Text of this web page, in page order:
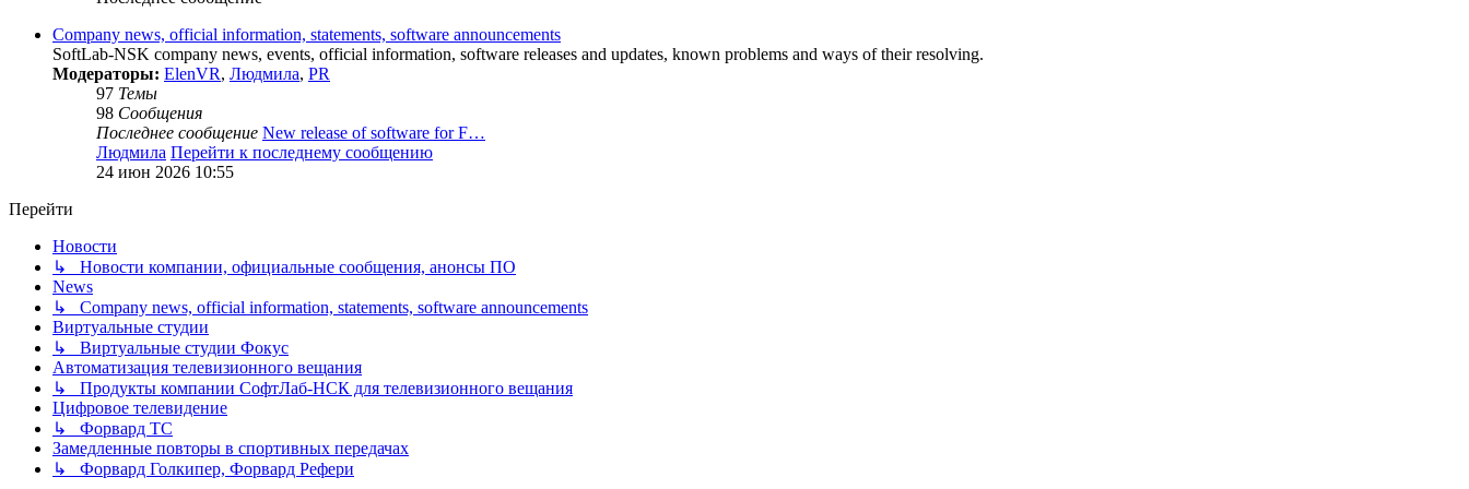
Company news, official information, statements, software announcements
SoftLab-NSK company news, events, official information, software releases and updates, known problems and ways of their resolving.
Модераторы: ElenVR, Людмила, PR
97 Темы
98 Сообщения
Последнее сообщение New release of software for F…
Людмила Перейти к последнему сообщению
24 июн 2026 10:55
Перейти
Новости
↳ Новости компании, официальные сообщения, анонсы ПО
News
↳ Company news, official information, statements, software announcements
Виртуальные студии
↳ Виртуальные студии Фокус
Автоматизация телевизионного вещания
↳ Продукты компании СофтЛаб-НСК для телевизионного вещания
Цифровое телевидение
↳ Форвард ТС
Замедленные повторы в спортивных передачах
↳ Форвард Голкипер, Форвард Рефери